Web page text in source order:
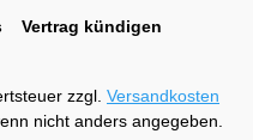
Vertrag kündigen
zzgl. Versandkosten
nicht anders angegeben.